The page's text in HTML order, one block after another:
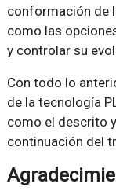
conformación de
como las
y controlar su
Con todo lo
de la tecnología
como el descrito
continuación del